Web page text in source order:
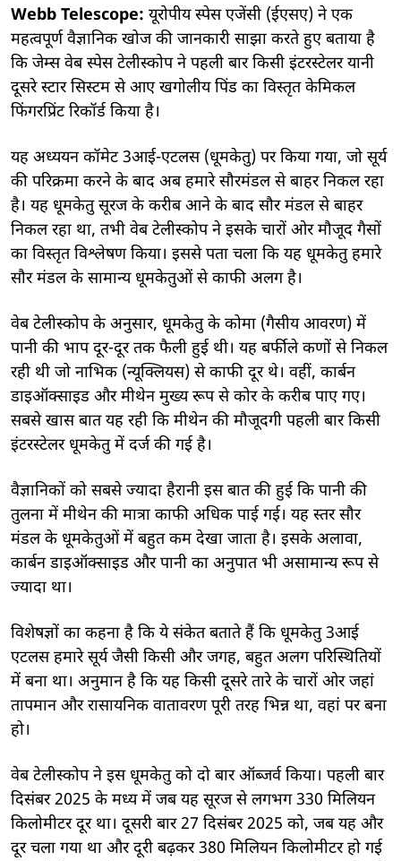
Webb Telescope: यूरोपीय स्पेस एजेंसी (ईएसए) ने एक
महत्वपूर्ण वैज्ञानिक खोज की जानकारी साझा करते हुए बताया है
कि जेम्स वेब स्पेस टेलीस्कोप ने पहली बार किसी इंटरस्टेलर यानी
दूसरे स्टार सिस्टम से आए खगोलीय पिंड का विस्तृत केमिकल
फिंगरप्रिंट रिकॉर्ड किया है।
यह अध्ययन कॉमेट 3आई-एटलस (धूमकेतु) पर किया गया, जो सूर्य
की परिक्रमा करने के बाद अब हमारे सौरमंडल से बाहर निकल रहा
है। यह धूमकेतु सूरज के करीब आने के बाद सौर मंडल से बाहर
निकल रहा था, तभी वेब टेलीस्कोप ने इसके चारों ओर मौजूद गैसों
का विस्तृत विश्लेषण किया। इससे पता चला कि यह धूमकेतु हमारे
सौर मंडल के सामान्य धूमकेतुओं से काफी अलग है।
वेब टेलीस्कोप के अनुसार, धूमकेतु के कोमा (गैसीय आवरण) में
पानी की भाप दूर-दूर तक फैली हुई थी। यह बर्फीले कणों से निकल
रही थी जो नाभिक (न्यूक्लियस) से काफी दूर थे। वहीं, कार्बन
डाइऑक्साइड और मीथेन मुख्य रूप से कोर के करीब पाए गए।
सबसे खास बात यह रही कि मीथेन की मौजूदगी पहली बार किसी
इंटरस्टेलर धूमकेतु में दर्ज की गई है।
वैज्ञानिकों को सबसे ज्यादा हैरानी इस बात की हुई कि पानी की
तुलना में मीथेन की मात्रा काफी अधिक पाई गई। यह स्तर सौर
मंडल के धूमकेतुओं में बहुत कम देखा जाता है। इसके अलावा,
कार्बन डाइऑक्साइड और पानी का अनुपात भी असामान्य रूप से
ज्यादा था।
विशेषज्ञों का कहना है कि ये संकेत बताते हैं कि धूमकेतु 3आई
एटलस हमारे सूर्य जैसी किसी और जगह, बहुत अलग परिस्थितियों
में बना था। अनुमान है कि यह किसी दूसरे तारे के चारों ओर जहां
तापमान और रासायनिक वातावरण पूरी तरह भिन्न था, वहां पर बना
हो।
वेब टेलीस्कोप ने इस धूमकेतु को दो बार ऑब्जर्व किया। पहली बार
दिसंबर 2025 के मध्य में जब यह सूरज से लगभग 330 मिलियन
किलोमीटर दूर था। दूसरी बार 27 दिसंबर 2025 को, जब यह और
दूर चला गया था और दूरी बढ़कर 380 मिलियन किलोमीटर हो गई